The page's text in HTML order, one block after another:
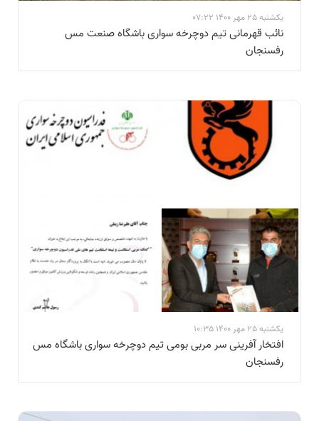
یکشنبه 25 مهر 1400 07:22
نائب قهرمانی تیم دوچرخه سواری باشگاه صنعت مس
رفسنجان
یکشنبه 25 مهر 1400 10:35
افتخار آفرینی سر مربی بومی تیم دوچرخه سواری باشگاه مس
رفسنجان